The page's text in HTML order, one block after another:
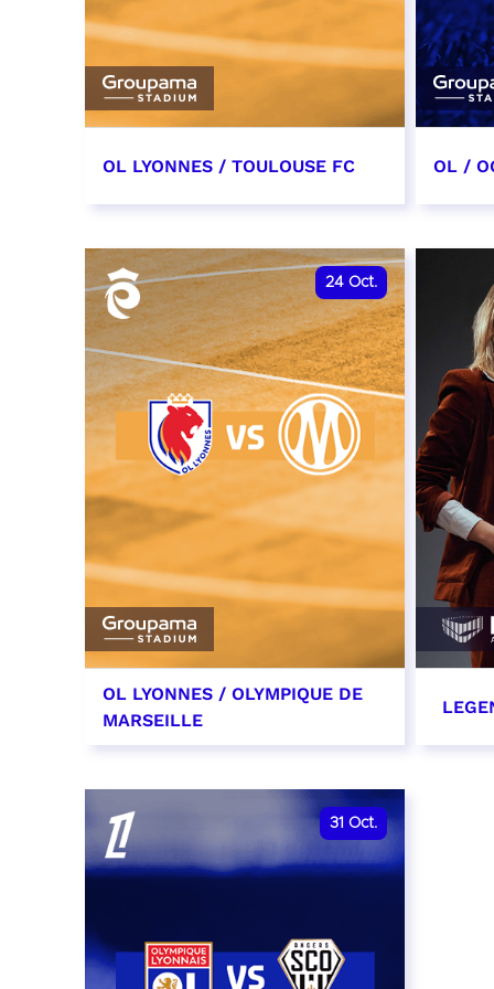
OL LYONNES / TOULOUSE FC
date et heure à confirmer
RÉSERVER
OL /
date
24 Oct.
OL LYONNES / OLYMPIQUE DE
MARSEILLE
date et heure à confirmer
RÉSERVER
31 Oct.